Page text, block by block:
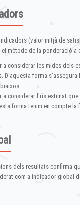
(valor mitjà de
mètode de la ponderació a
a considerar les mides dels
D'aquesta forma
a considerar l'ús estimat
forma tenim en compte
dels resultats confirma
com a indicador global